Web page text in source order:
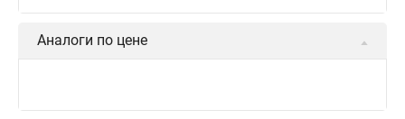
Аналоги по цене